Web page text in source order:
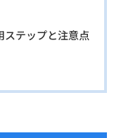
テップと注意点